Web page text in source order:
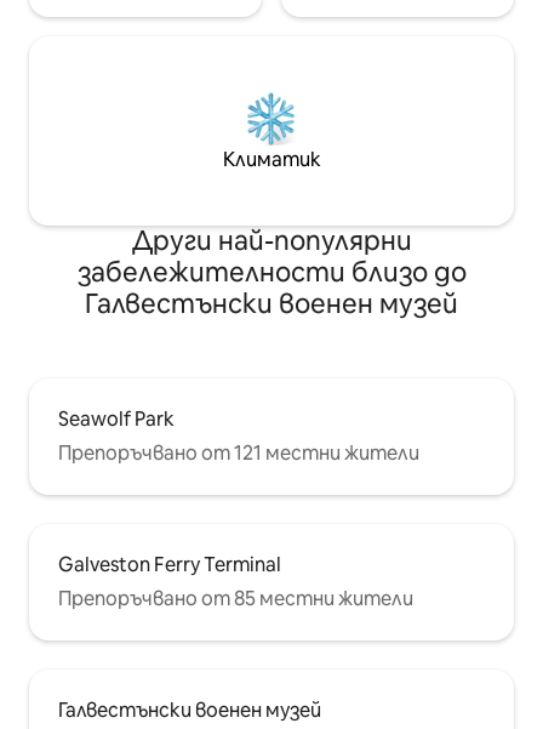
Климатик
Други най-популярни
забележителности близо до
Галвестънски военен музей
Seawolf Park
Препоръчвано от 121 местни жители
Galveston Ferry Terminal
Препоръчвано от 85 местни жители
Галвестънски военен музей